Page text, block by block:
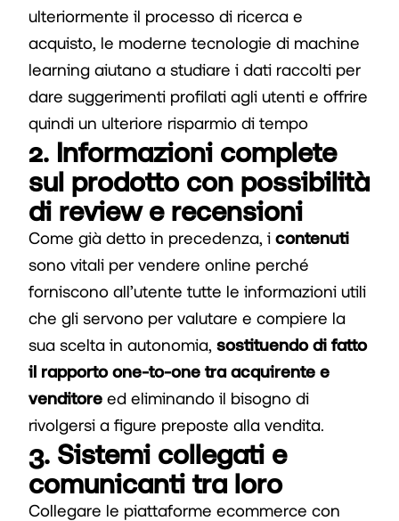
ulteriormente il processo di ricerca e
acquisto, le moderne tecnologie di machine
learning aiutano a studiare i dati raccolti per
dare suggerimenti profilati agli utenti e offrire
quindi un ulteriore risparmio di tempo
2. Informazioni complete
sul prodotto con possibilità
di review e recensioni
Come già detto in precedenza, i contenuti
sono vitali per vendere online perché
forniscono all’utente tutte le informazioni utili
che gli servono per valutare e compiere la
sua scelta in autonomia, sostituendo di fatto
il rapporto one-to-one tra acquirente e
venditore ed eliminando il bisogno di
rivolgersi a figure preposte alla vendita.
3. Sistemi collegati e
comunicanti tra loro
Collegare le piattaforme ecommerce con